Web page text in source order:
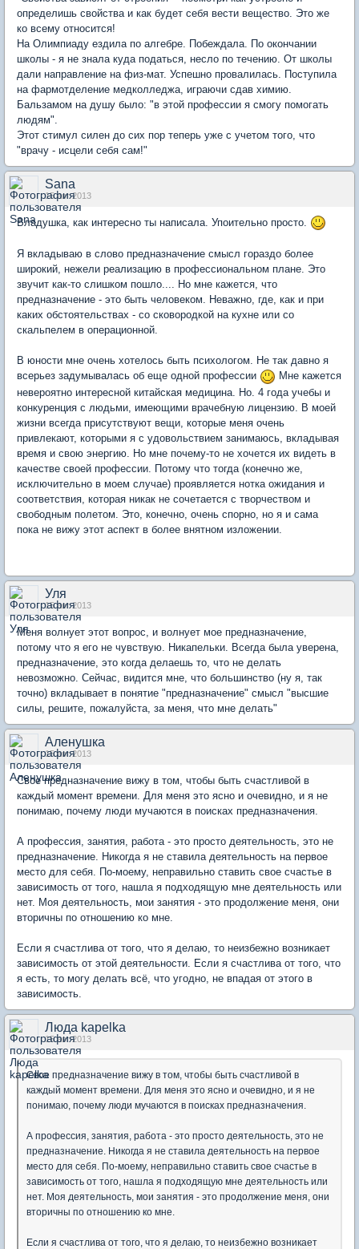
определишь свойства и как будет себя вести вещество. Это же
ко всему относится!
На Олимпиаду ездила по алгебре. Побеждала. По окончании
школы - я не знала куда податься, несло по течению. От школы
дали направление на физ-мат. Успешно провалилась. Поступила
на фармотделение медколледжа, играючи сдав химию.
Бальзамом на душу было: "в этой профессии я смогу помогать
людям".
Этот стимул силен до сих пор теперь уже с учетом того, что
"врачу - исцели себя сам!"
Sana
15 авг 2013
Владушка, как интересно ты написала. Упоительно просто.
Я вкладываю в слово предназначение смысл гораздо более
широкий, нежели реализацию в профессиональном плане. Это
звучит как-то слишком пошло.... Но мне кажется, что
предназначение - это быть человеком. Неважно, где, как и при
каких обстоятельствах - со сковородкой на кухне или со
скальпелем в операционной.
В юности мне очень хотелось быть психологом. Не так давно я
всерьез задумывалась об еще одной профессии
Мне кажется
невероятно интересной китайская медицина. Но. 4 года учебы и
конкуренция с людьми, имеющими врачебную лицензию. В моей
жизни всегда присутствуют вещи, которые меня очень
привлекают, которыми я с удовольствием занимаюсь, вкладывая
время и свою энергию. Но мне почему-то не хочется их видеть в
качестве своей профессии. Потому что тогда (конечно же,
исключительно в моем случае) проявляется нотка ожидания и
соответствия, которая никак не сочетается с творчеством и
свободным полетом. Это, конечно, очень спорно, но я и сама
пока не вижу этот аспект в более внятном изложении.
Уля
15 авг 2013
Меня волнует этот вопрос, и волнует мое предназначение,
потому что я его не чувствую. Никапельки. Всегда была уверена,
предназначение, это когда делаешь то, что не делать
невозможно. Сейчас, видится мне, что большинство (ну я, так
точно) вкладывает в понятие "предназначение" смысл "высшие
силы, решите, пожалуйста, за меня, что мне делать"
Аленушка
15 авг 2013
Свое предназначение вижу в том, чтобы быть счастливой в
каждый момент времени. Для меня это ясно и очевидно, и я не
понимаю, почему люди мучаются в поисках предназначения.
А профессия, занятия, работа - это просто деятельность, это не
предназначение. Никогда я не ставила деятельность на первое
место для себя. По-моему, неправильно ставить свое счастье в
зависимость от того, нашла я подходящую мне деятельность или
нет. Моя деятельность, мои занятия - это продолжение меня, они
вторичны по отношению ко мне.
Если я счастлива от того, что я делаю, то неизбежно возникает
зависимость от этой деятельности. Если я счастлива от того, что
я есть, то могу делать всё, что угодно, не впадая от этого в
зависимость.
Люда kapelka
15 авг 2013
Свое предназначение вижу в том, чтобы быть счастливой в
каждый момент времени. Для меня это ясно и очевидно, и я не
понимаю, почему люди мучаются в поисках предназначения.
А профессия, занятия, работа - это просто деятельность, это не
предназначение. Никогда я не ставила деятельность на первое
место для себя. По-моему, неправильно ставить свое счастье в
зависимость от того, нашла я подходящую мне деятельность или
нет. Моя деятельность, мои занятия - это продолжение меня, они
вторичны по отношению ко мне.
Если я счастлива от того, что я делаю, то неизбежно возникает